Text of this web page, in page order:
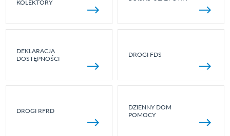
KOLEKTORY
DEKLARACJA
DOSTĘPNOŚCI
DROGI FDS
DROGI RFRD
DZIENNY DOM
POMOCY